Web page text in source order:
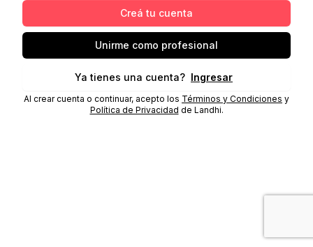
Creá tu cuenta
Unirme como profesional
Ya tienes una cuenta? Ingresar
Al crear cuenta o continuar, acepto los Términos y Condiciones y
Política de Privacidad de Landhi.